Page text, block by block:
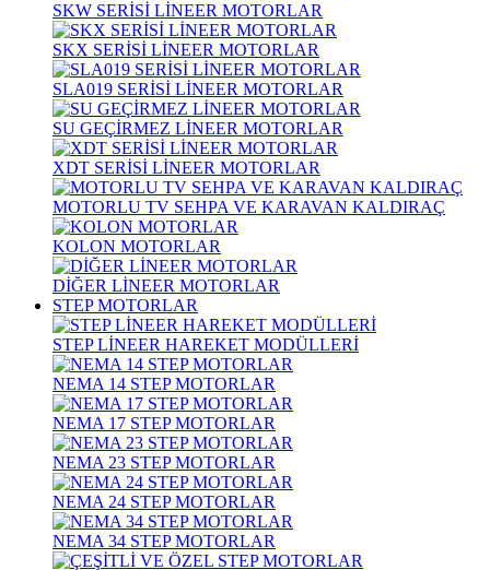
SKW SERİSİ LİNEER MOTORLAR
SKX SERİSİ LİNEER MOTORLAR
SLA019 SERİSİ LİNEER MOTORLAR
SU GEÇİRMEZ LİNEER MOTORLAR
XDT SERİSİ LİNEER MOTORLAR
MOTORLU TV SEHPA VE KARAVAN KALDIRAÇ
KOLON MOTORLAR
DİĞER LİNEER MOTORLAR
STEP MOTORLAR
STEP LİNEER HAREKET MODÜLLERİ
NEMA 14 STEP MOTORLAR
NEMA 17 STEP MOTORLAR
NEMA 23 STEP MOTORLAR
NEMA 24 STEP MOTORLAR
NEMA 34 STEP MOTORLAR